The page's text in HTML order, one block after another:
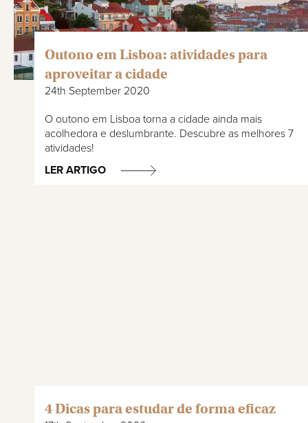
Outono em Lisboa: atividades para
aproveitar a cidade
24th September 2020
O outono em Lisboa torna a cidade ainda mais
acolhedora e deslumbrante. Descubre as melhores 7
atividades!
LER ARTIGO
4 Dicas para estudar de forma eficaz